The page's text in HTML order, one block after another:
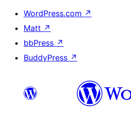
WordPress.com ↗
Matt ↗
bbPress ↗
BuddyPress ↗